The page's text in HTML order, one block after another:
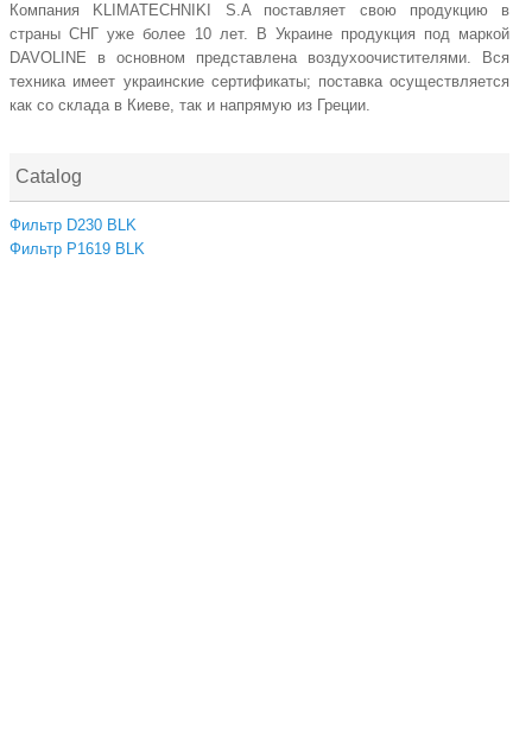
Компания KLIMATECHNIKI S.A поставляет свою продукцию в
страны СНГ уже более 10 лет. В Украине продукция под маркой
DAVOLINE в основном представлена воздухоочистителями. Вся
техника имеет украинские сертификаты; поставка осуществляется
как со склада в Киеве, так и напрямую из Греции.
Catalog
Фильтр D230 BLK
Фильтр P1619 BLK